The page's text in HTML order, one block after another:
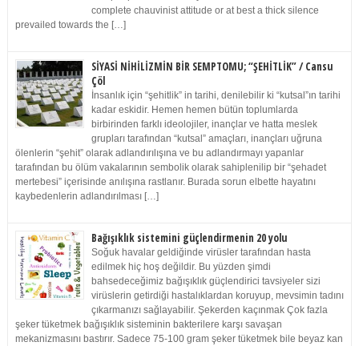
complete chauvinist attitude or at best a thick silence
prevailed towards the […]
SİYASİ NİHİLİZMİN BİR SEMPTOMU; “ŞEHİTLİK” / Cansu
Çöl
İnsanlık için “şehitlik” in tarihi, denilebilir ki “kutsal”ın tarihi
kadar eskidir. Hemen hemen bütün toplumlarda
birbirinden farklı ideolojiler, inançlar ve hatta meslek
grupları tarafından “kutsal” amaçları, inançları uğruna
ölenlerin “şehit” olarak adlandırılışına ve bu adlandırmayı yapanlar
tarafından bu ölüm vakalarının sembolik olarak sahiplenilip bir “şehadet
mertebesi” içerisinde anılışına rastlanır. Burada sorun elbette hayatını
kaybedenlerin adlandırılması […]
Bağışıklık sistemini güçlendirmenin 20 yolu
Soğuk havalar geldiğinde virüsler tarafından hasta
edilmek hiç hoş değildir. Bu yüzden şimdi
bahsedeceğimiz bağışıklık güçlendirici tavsiyeler sizi
virüslerin getirdiği hastalıklardan koruyup, mevsimin tadını
çıkarmanızı sağlayabilir. Şekerden kaçınmak Çok fazla
şeker tüketmek bağışıklık sisteminin bakterilere karşı savaşan
mekanizmasını bastırır. Sadece 75-100 gram şeker tüketmek bile beyaz kan